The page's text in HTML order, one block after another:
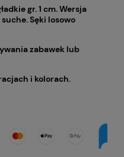
gr. 1 cm. Wersja
Sęki losowo
zabawek lub
i kolorach.